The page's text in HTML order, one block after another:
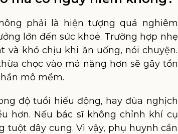
phải là hiện tượng quá nghiêm
lớn đến sức khoẻ. Trường hợp nhẹ
và khó chịu khi ăn uống, nói chuyện.
chọc vào má nặng hơn sẽ gây tổn
mô mềm.
độ tuổi hiếu động, hay đùa nghịch
hơn. Nếu bác sĩ không chỉnh khí cụ
tuột dây cung. Vì vậy, phụ huynh cần